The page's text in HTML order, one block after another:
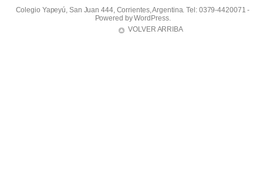
Colegio Yapeyú, San Juan 444, Corrientes, Argentina. Tel: 0379-4420071 -
Powered byWordPress.
VOLVER ARRIBA